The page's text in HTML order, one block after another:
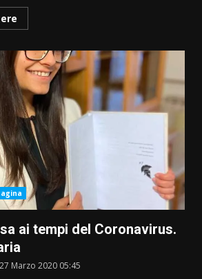
ai tempi del Coronavirus.
27 Marzo 2020 05:45